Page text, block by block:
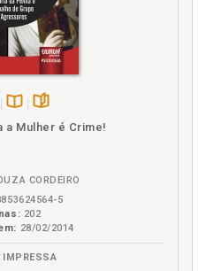
Disponível
páginas
a Mulher é Crime!
CORDEIRO
5
202
28/02/2014
IMPRESSA